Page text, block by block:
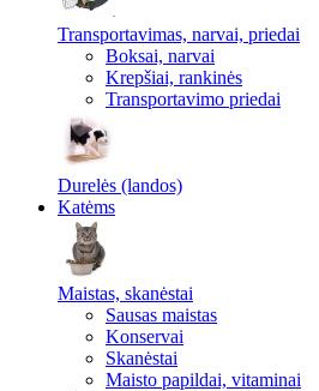
Transportavimas, narvai, priedai
Boksai, narvai
Krepšiai, rankinės
Transportavimo priedai
Durelės (landos)
Katėms
Maistas, skanėstai
Sausas maistas
Konservai
Skanėstai
Maisto papildai, vitaminai